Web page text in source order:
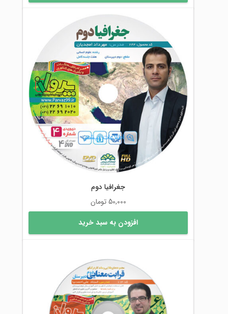
اطلاعات بیشتر
جغرافیا دوم
50,000 تومان
افزودن به سبد خرید